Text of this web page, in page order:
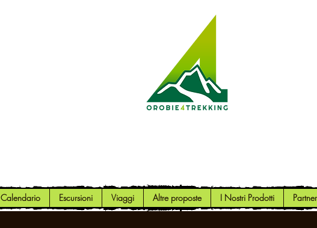
Calendario Escursioni Viaggi Altre proposte I Nostri Prodotti